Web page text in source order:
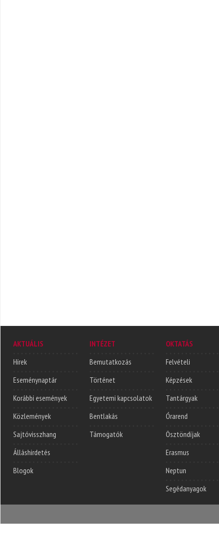
AKTUÁLIS
Hírek
Eseménynaptár
Korábbi események
Közlemények
Sajtóvisszhang
Álláshirdetés
Blogok
INTÉZET
Bemutatkozás
Történet
Egyetemi kapcsolatok
Bentlakás
Támogatók
OKTATÁS
Felvételi
Képzések
Tantárgyak
Órarend
Ösztöndíjak
Erasmus
Neptun
Segédanyagok